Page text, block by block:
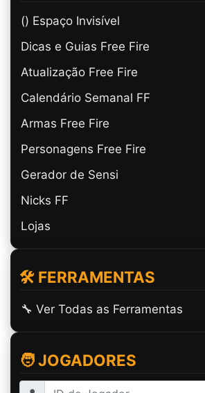
(ㅤ) Espaço Invisível
Dicas e Guias Free Fire
Atualização Free Fire
Calendário Semanal FF
Armas Free Fire
Personagens Free Fire
Gerador de Sensi
Nicks FF
Lojas
🛠️ FERRAMENTAS
🔧 Ver Todas as Ferramentas
🧑 JOGADORES